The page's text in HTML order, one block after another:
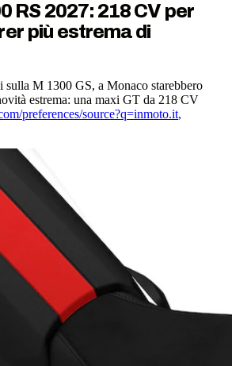
RS 2027: 218 CV per
più estrema di
M 1300 GS, a Monaco starebbero
estrema: una maxi GT da 218 CV
preferences/source?q=inmoto.it,